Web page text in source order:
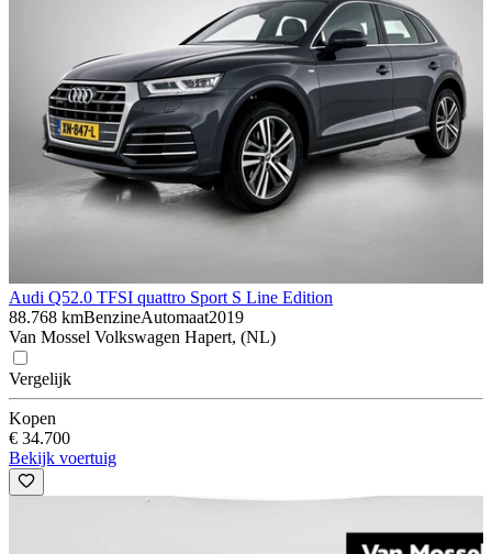
Audi Q52.0 TFSI quattro Sport S Line Edition
88.768 kmBenzineAutomaat2019
Van Mossel Volkswagen Hapert, (NL)
Vergelijk
Kopen
€ 34.700
Bekijk voertuig